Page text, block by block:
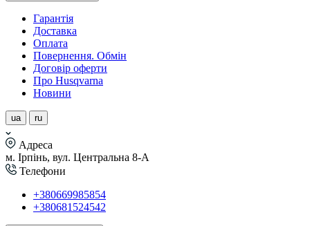
Гарантія
Доставка
Оплата
Повернення. Обмін
Договір оферти
Про Husqvarna
Новини
ua ru
Адреса
м. Ірпінь, вул. Центральна 8-А
Телефони
+380669985854
+380681524542